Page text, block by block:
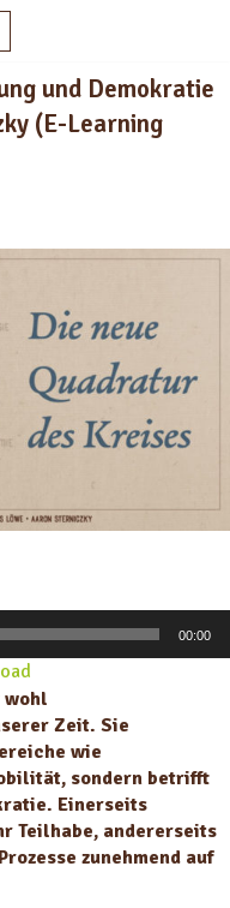
und Demokratie
(E-Learning
00:00
wohl
Zeit. Sie
wie
sondern betrifft
Einerseits
Teilhabe, andererseits
zunehmend auf